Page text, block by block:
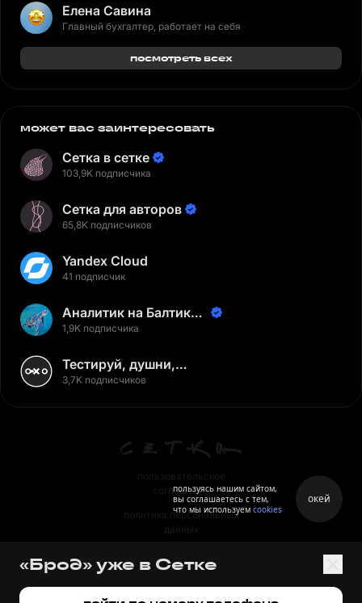
Елена Савина
Главный бухгалтер, работает на себя
посмотреть всех
может вас заинтересовать
Сетка в сетке
103,9K подписчика
Сетка для авторов
65,8K подписчиков
Yandex Cloud
41 подписчик
Аналитик на Балтике |
Неверов Станислав
1,9K подписчика
Тестируй, душни,
наслаждайся
3,7K подписчиков
пользовательское
соглашение
политика персональных
данных
«Брод» уже в Сетке
пользуясь нашим сайтом,
вы соглашаетесь с тем,
что мы используем cookies
окей